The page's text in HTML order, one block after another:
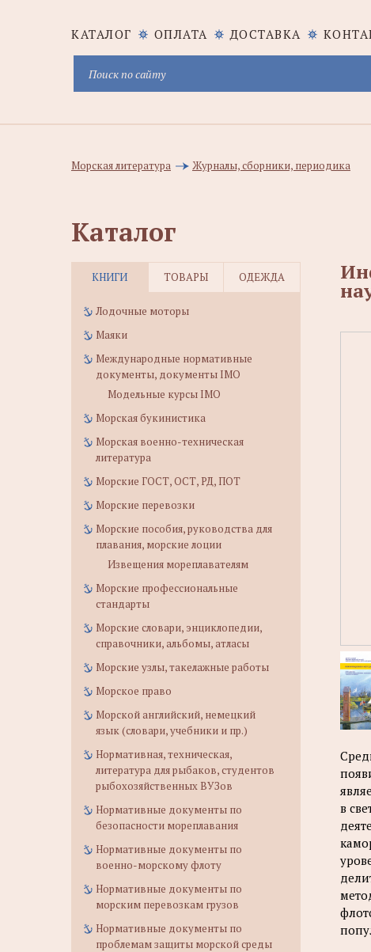
КАТАЛОГ ОПЛАТА ДОСТАВКА
Морская литература Журналы, сборники, периодика
Каталог
КНИГИ ТОВАРЫ ОДЕЖДА
Лодочные моторы
Маяки
Международные нормативные
документы, документы IMO
Модельные курсы IMO
Морская букинистика
Морская военно-техническая
литература
Морские ГОСТ, ОСТ, РД, ПОТ
Морские перевозки
Морские пособия, руководства для
плавания, морские лоции
Извещения мореплавателям
Морские профессиональные
стандарты
Морские словари, энциклопедии,
справочники, альбомы, атласы
Морские узлы, такелажные работы
Морское право
Морской английский, немецкий
язык (словари, учебники и пр.)
Нормативная, техническая,
литература для рыбаков, студентов
рыбохозяйственных ВУЗов
Нормативные документы по
безопасности мореплавания
Нормативные документы по
военно-морскому флоту
Нормативные документы по
морским перевозкам грузов
Нормативные документы по
проблемам защиты морской среды
в